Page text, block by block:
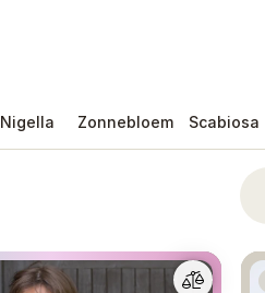
Nigella Zonnebloem Scabiosa